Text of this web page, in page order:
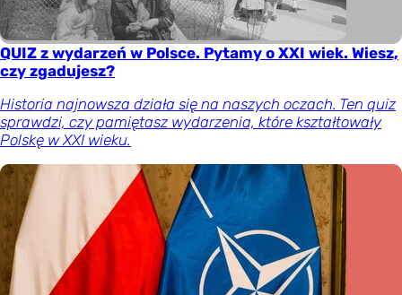
QUIZ z wydarzeń w Polsce. Pytamy o XXI wiek. Wiesz,
czy zgadujesz?
Historia najnowsza działa się na naszych oczach. Ten quiz
sprawdzi, czy pamiętasz wydarzenia, które kształtowały
Polskę w XXI wieku.